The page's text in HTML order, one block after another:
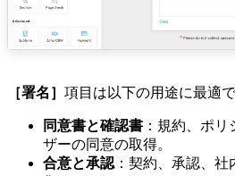
［署名］ 項目は以下の用途に最適で
同意書と確認書 ：規約、ポ
ザーの同意の取得。
合意と承認 ：契約、承認、